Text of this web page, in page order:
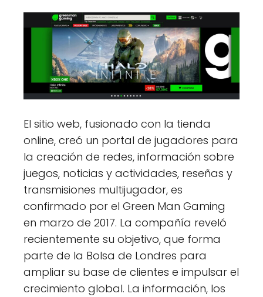
El sitio web, fusionado con la tienda
online, creó un portal de jugadores para
la creación de redes, información sobre
juegos, noticias y actividades, reseñas y
transmisiones multijugador, es
confirmado por el Green Man Gaming
en marzo de 2017. La compañía reveló
recientemente su objetivo, que forma
parte de la Bolsa de Londres para
ampliar su base de clientes e impulsar el
crecimiento global. La información, los